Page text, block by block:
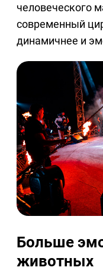
человеческого
современный
динамичнее и
Больше
животных